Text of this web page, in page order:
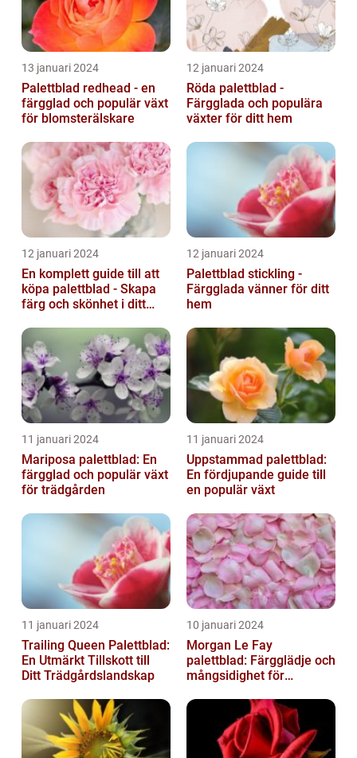
13 januari 2024
Palettblad redhead - en
färgglad och populär växt
för blomsterälskare
12 januari 2024
Röda palettblad -
Färgglada och populära
växter för ditt hem
12 januari 2024
En komplett guide till att
köpa palettblad - Skapa
färg och skönhet i ditt
12 januari 2024
Palettblad stickling -
Färgglada vänner för ditt
hem
11 januari 2024
Mariposa palettblad: En
färgglad och populär växt
för trädgården
11 januari 2024
Uppstammad palettblad:
En fördjupande guide till
en populär växt
11 januari 2024
Trailing Queen Palettblad:
En Utmärkt Tillskott till
Ditt Trädgårdslandskap
10 januari 2024
Morgan Le Fay
palettblad: Färgglädje och
mångsidighet för